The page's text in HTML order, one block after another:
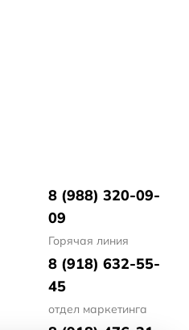
8 (988) 320-09-
09
Горячая линия
8 (918) 632-55-
45
отдел маркетинга